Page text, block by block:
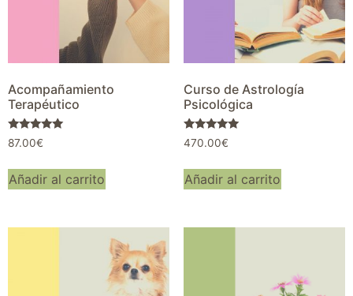
Acompañamiento
Terapéutico
Valorado con
5.00
87.00€
Añadir al carrito
Curso de Astrología
Psicológica
Valorado con
5.00
470.00€
Añadir al carrito